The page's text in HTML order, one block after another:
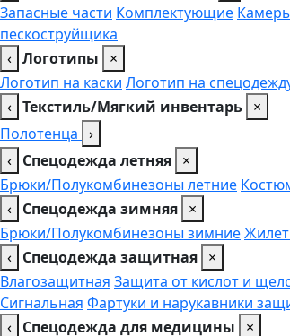
Запасные части Комплектующие
пескоструйщика
‹ Логотипы
×
Логотип на каски Логотип на
‹ Текстиль/Мягкий инвентарь ×
Полотенца ›
‹ Спецодежда летняя ×
Брюки/Полукомбинезоны летние
‹ Спецодежда зимняя ×
Брюки/Полукомбинезоны зимние
‹ Спецодежда защитная ×
Влагозащитная Защита от кислот и
Сигнальная Фартуки и нарукавники
‹ Спецодежда для медицины ×